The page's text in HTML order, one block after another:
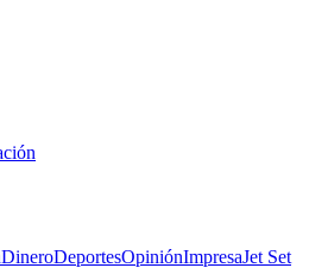
DineroDeportesOpiniónImpresaJet Set